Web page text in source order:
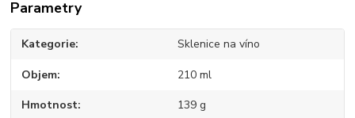
Parametry
Kategorie Sklenice na víno
Objem 210 ml
Hmotnost 139 g